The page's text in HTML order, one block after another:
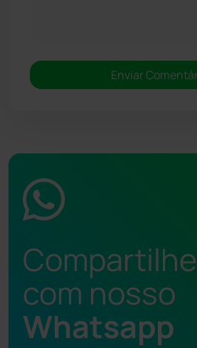
Compartilhe
com nosso
Whatsapp